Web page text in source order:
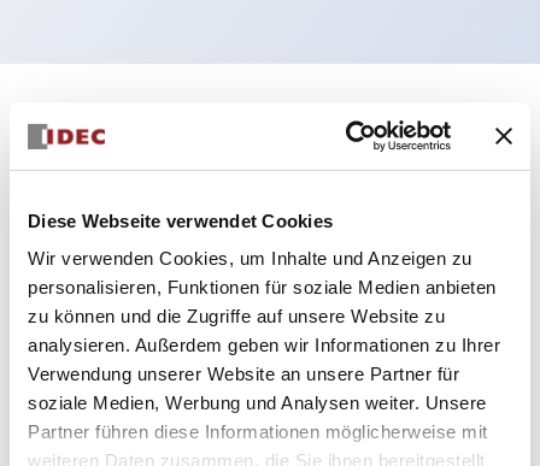
Diese Webseite verwendet Cookies
Wir verwenden Cookies, um Inhalte und Anzeigen zu
personalisieren, Funktionen für soziale Medien anbieten
zu können und die Zugriffe auf unsere Website zu
analysieren. Außerdem geben wir Informationen zu Ihrer
Verwendung unserer Website an unsere Partner für
soziale Medien, Werbung und Analysen weiter. Unsere
Partner führen diese Informationen möglicherweise mit
weiteren Daten zusammen, die Sie ihnen bereitgestellt
Spezifikationen Alle erweitern +
Certification Specifications
Environmental Specifications
Hardware Specifications
Mechanical Specifications